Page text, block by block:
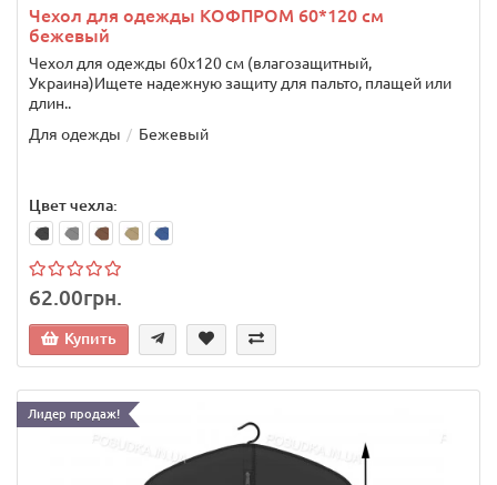
Чехол для одежды КОФПРОМ 60*120 см
бежевый
Чехол для одежды 60х120 см (влагозащитный,
Украина)Ищете надежную защиту для пальто, плащей или
длин..
Для одежды
Бежевый
Цвет чехла:
62.00грн.
Купить
Лидер продаж!